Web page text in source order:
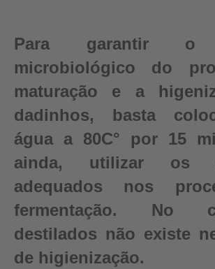
Para garantir o
microbiológico do
maturação e a
dadinhos, basta
água a 80C° por 15
ainda, utilizar os
adequados nos
fermentação. No
destilados não existe
de higienização.